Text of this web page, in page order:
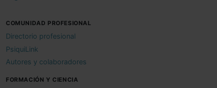
COMUNIDAD PROFESIONAL
Directorio profesional
PsiquiLink
Autores y colaboradores
FORMACIÓN Y CIENCIA